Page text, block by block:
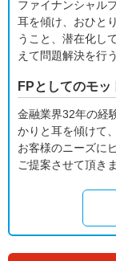
ファイナンシャル
耳を傾け、おひと
うこと、潜在化し
えて問題解決を行
FPとしてのモッ
金融業界32年の経
かりと耳を傾けて
お客様のニーズに
ご提案させて頂きま